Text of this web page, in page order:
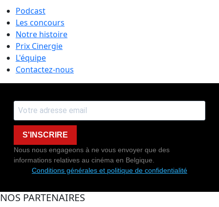
Podcast
Les concours
Notre histoire
Prix Cinergie
L'équipe
Contactez-nous
S'INSCRIRE
Nous nous engageons à ne vous envoyer que des
informations relatives au cinéma en Belgique.
Conditions générales et politique de confidentialité
NOS PARTENAIRES